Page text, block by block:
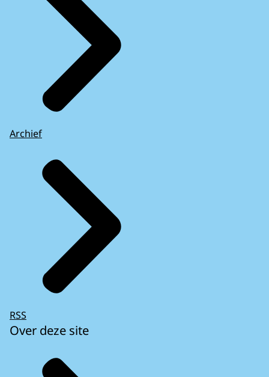
Archief
RSS
Over deze site